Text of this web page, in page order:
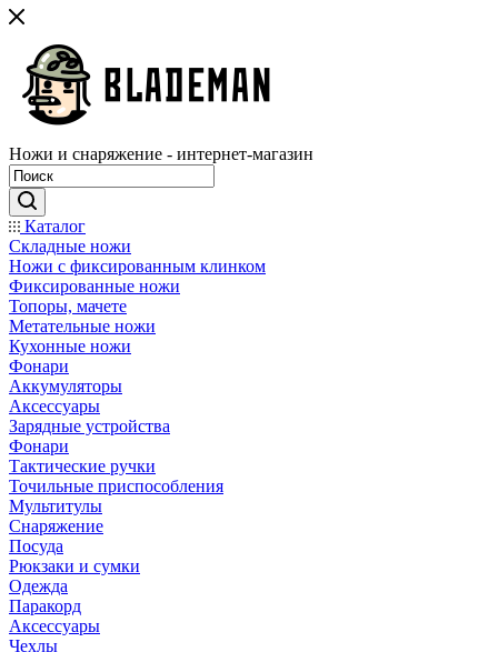
Ножи и снаряжение - интернет-магазин
Каталог
Складные ножи
Ножи с фиксированным клинком
Фиксированные ножи
Топоры, мачете
Метательные ножи
Кухонные ножи
Фонари
Аккумуляторы
Аксессуары
Зарядные устройства
Фонари
Тактические ручки
Точильные приспособления
Мультитулы
Снаряжение
Посуда
Рюкзаки и сумки
Одежда
Паракорд
Аксессуары
Чехлы